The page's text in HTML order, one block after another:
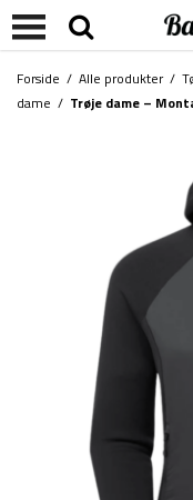
Forside / Alle produkter/
dame / Trøje dame –